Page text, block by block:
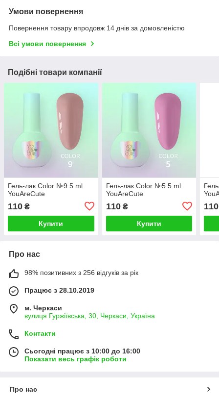
Умови повернення
Повернення товару впродовж 14 днів за домовленістю
Всі умови повернення
Подібні товари компанії
Гель-лак Color №9 5 ml
YouAreCute
110 ₴
Купити
Гель-лак Color №5 5 ml
YouAreCute
110₴
Купити
110
Про нас
98% позитивних з 256 відгуків за рік
Працює з 28.10.2019
м. Черкаси
вулиця Гуржіївська, 30, Черкаси, Україна
Контакти
Сьогодні працює з 10:00 до 16:00
Показати весь графік роботи
Про нас